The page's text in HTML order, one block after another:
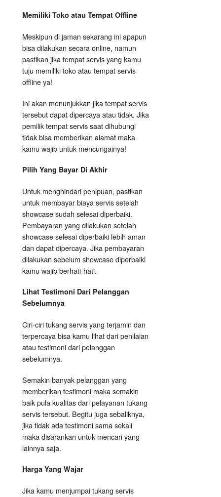
Memiliki Toko atau Tempat Offline
Meskipun di jaman sekarang ini apapun
bisa dilakukan secara online, namun
pastikan jika tempat servis yang kamu
tuju memiliki toko atau tempat servis
offline ya!
Ini akan menunjukkan jika tempat servis
tersebut dapat dipercaya atau tidak. Jika
pemilik tempat servis saat dihubungi
tidak bisa memberikan alamat maka
kamu wajib untuk mencurigainya!
Pilih Yang Bayar Di Akhir
Untuk menghindari penipuan, pastikan
untuk membayar biaya servis setelah
showcase sudah selesai diperbaiki.
Pembayaran yang dilakukan setelah
showcase selesai diperbaiki lebih aman
dan dapat dipercaya. Jika pembayaran
dilakukan sebelum showcase diperbaiki
kamu wajib berhati-hati.
Lihat Testimoni Dari Pelanggan
Sebelumnya
Ciri-ciri tukang servis yang terjamin dan
terpercaya bisa kamu lihat dari penilaian
atau testimoni dari pelanggan
sebelumnya.
Semakin banyak pelanggan yang
memberikan testimoni maka semakin
baik pula kualitas dari pelayanan tukang
servis tersebut. Begitu juga sebaliknya,
jika tidak ada testimoni sama sekali
maka disarankan untuk mencari yang
lainnya saja.
Harga Yang Wajar
Jika kamu menjumpai tukang servis